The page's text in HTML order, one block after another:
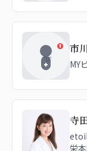
市
MY
寺
栄本